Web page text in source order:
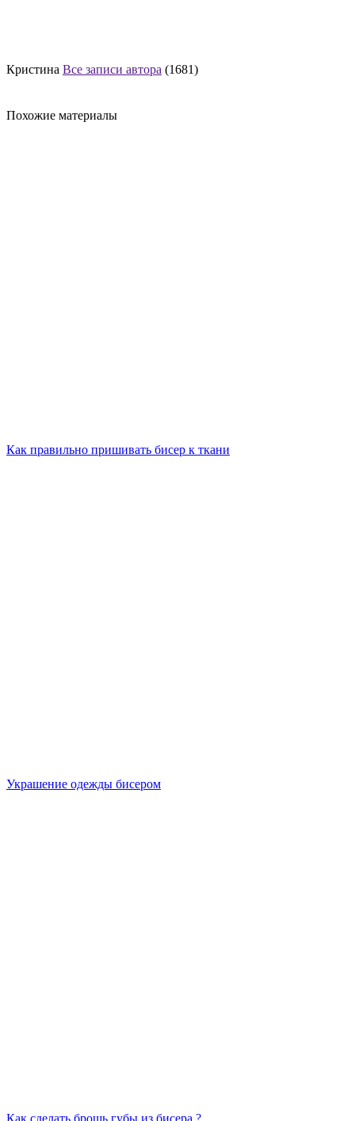
Кристина Все записи автора (1681)
Похожие материалы
Как правильно пришивать бисер к ткани
Украшение одежды бисером